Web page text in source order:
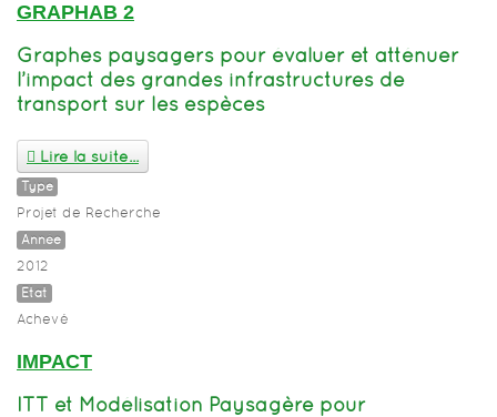
GRAPHAB 2
Graphes paysagers pour évaluer et atténuer
l’impact des grandes infrastructures de
transport sur les espèces
Lire la suite...
Type
Projet de Recherche
Année
2012
Etat
Achevé
IMPACT
ITT et Modélisation Paysagère pour